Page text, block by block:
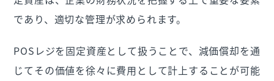
であり、適切な管理が求められます。
POSレジを固定資産として扱うことで、減価償却を通
じてその価値を徐々に費用として計上することが可能